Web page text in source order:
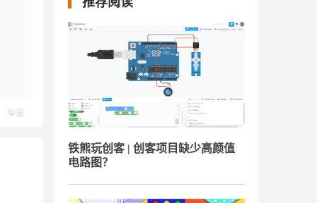
举报
铁熊玩创客 | 创客项目缺少高颜值
电路图？